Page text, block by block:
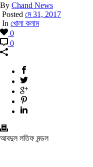
By Chand News
Posted মে 31, 2017
In খোলা কলাম
0
0
আবদুল লতিফ মন্ডল